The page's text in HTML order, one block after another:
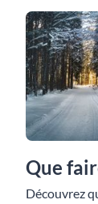
Que
Découvrez